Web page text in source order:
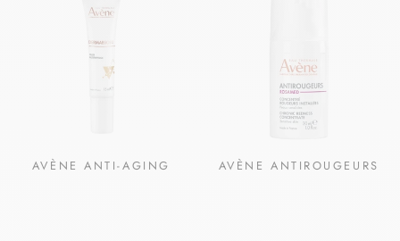
AVÈNE ANTI-AGING AVÈNE ANTIROUGEURS